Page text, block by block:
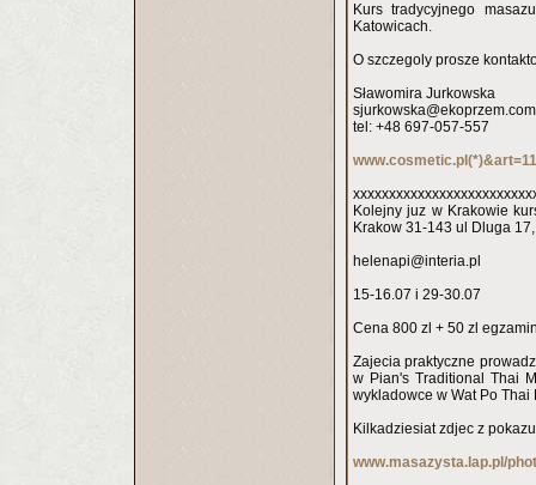
Kurs tradycyjnego
Katowicach.
O szczegoly prosze
Sławomira Jurkowska
tel: +48 697-057-557
Kolejny juz w Krakowie
Krakow 31-143 ul Dluga
helenapi@interia.pl
15-16.07 i 29-30.07
Cena 800 zl + 50 zl
Zajecia praktyczne
w Pian's Traditional Thai
wykladowce w Wat Po
Kilkadziesiat zdjec z
www.masazysta.lap.pl/